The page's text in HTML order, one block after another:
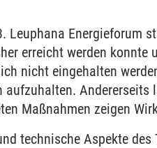
Leuphana Energieforum
erreicht werden konnte
nicht eingehalten
Andererseits
Maßnahmen zeigen
technische Aspekte des